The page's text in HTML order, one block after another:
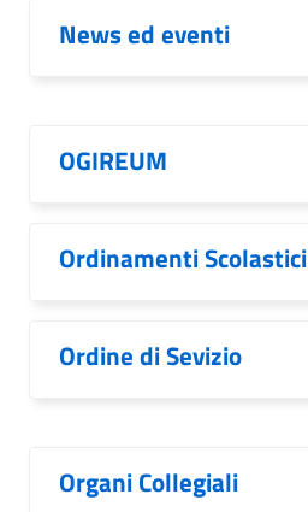
News ed eventi
OGIREUM
Ordinamenti Scolastici
Ordine di Sevizio
Organi Collegiali